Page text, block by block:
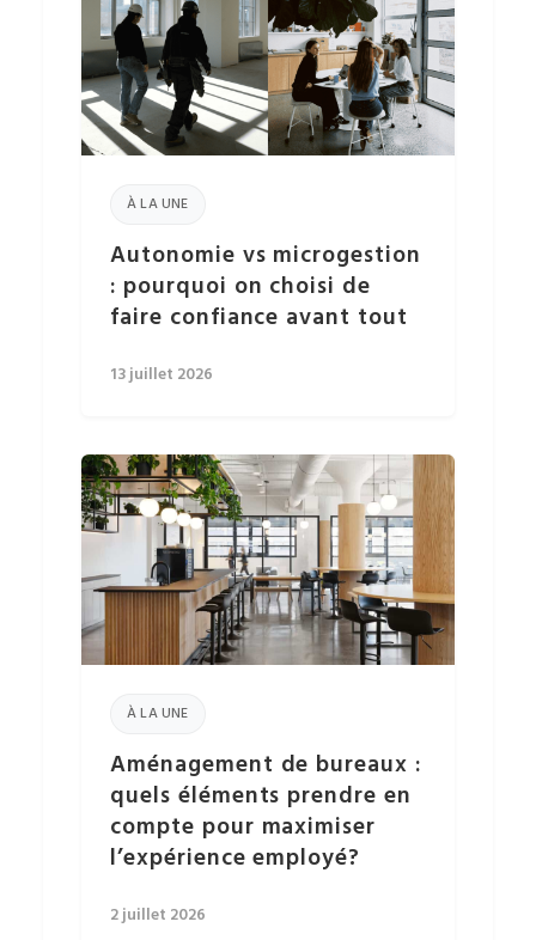
À LA UNE
Autonomie vs microgestion
: pourquoi on choisi de
faire confiance avant tout
13 juillet 2026
À LA UNE
Aménagement de bureaux :
quels éléments prendre en
compte pour maximiser
l’expérience employé?
2 juillet 2026